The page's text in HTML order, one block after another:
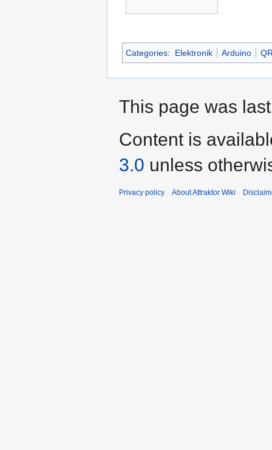
Categories: Elektronik Arduino
This page was
Content is
3.0 unless
Privacy policy About Attraktor Wiki